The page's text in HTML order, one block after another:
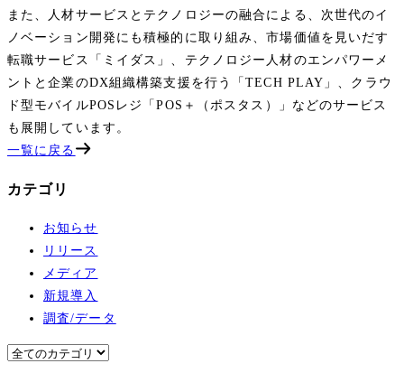
また、人材サービスとテクノロジーの融合による、次世代のイ
ノベーション開発にも積極的に取り組み、市場価値を見いだす
転職サービス「ミイダス」、テクノロジー人材のエンパワーメ
ントと企業のDX組織構築支援を行う「TECH PLAY」、クラウ
ド型モバイルPOSレジ「POS＋（ポスタス）」などのサービス
も展開しています。
一覧に戻る
カテゴリ
お知らせ
リリース
メディア
新規導入
調査/データ